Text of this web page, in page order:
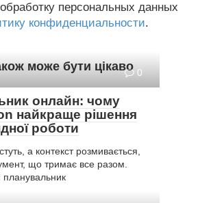
персональных данных
конфиденциальности.
може бути цікаво 0
онлайн: чому
найкраще рішення
роботи
а контекст розмивається,
що тримає все разом.
планувальник